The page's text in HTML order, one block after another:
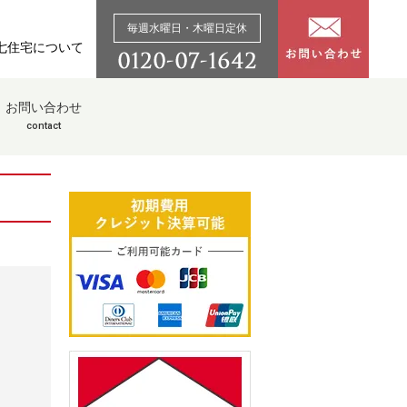
住宅について
毎週水曜日・木曜日定休
お問い合わせ
contact